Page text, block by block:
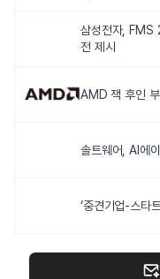
삼성전자, FMS
전 제시
AMD 잭 후인
솔트웨어, AI에
‘중견기업-스타